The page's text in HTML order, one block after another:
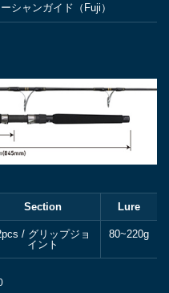
シャンガイド（Fuji）
Section Lure
/ グリップジョ
イント
80~220g